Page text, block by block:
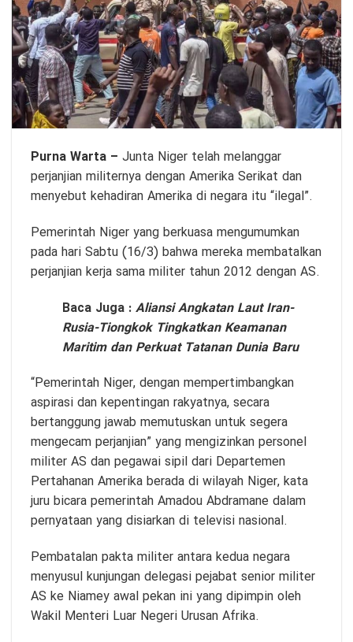
Purna Warta – Junta Niger telah melanggar
perjanjian militernya dengan Amerika Serikat dan
menyebut kehadiran Amerika di negara itu “ilegal”.
Pemerintah Niger yang berkuasa mengumumkan
pada hari Sabtu (16/3) bahwa mereka membatalkan
perjanjian kerja sama militer tahun 2012 dengan AS.
Baca Juga : Aliansi Angkatan Laut Iran-
Rusia-Tiongkok Tingkatkan Keamanan
Maritim dan Perkuat Tatanan Dunia Baru
“Pemerintah Niger, dengan mempertimbangkan
aspirasi dan kepentingan rakyatnya, secara
bertanggung jawab memutuskan untuk segera
mengecam perjanjian” yang mengizinkan personel
militer AS dan pegawai sipil dari Departemen
Pertahanan Amerika berada di wilayah Niger, kata
juru bicara pemerintah Amadou Abdramane dalam
pernyataan yang disiarkan di televisi nasional.
Pembatalan pakta militer antara kedua negara
menyusul kunjungan delegasi pejabat senior militer
AS ke Niamey awal pekan ini yang dipimpin oleh
Wakil Menteri Luar Negeri Urusan Afrika.